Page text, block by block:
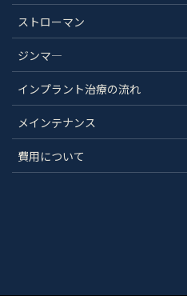
ストローマン
ジンマ―
インプラント治療の流れ
メインテナンス
費用について